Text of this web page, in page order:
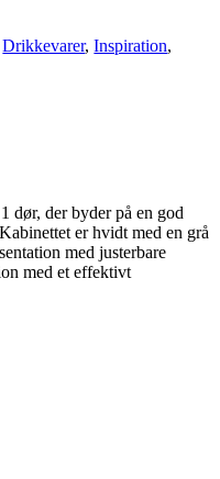
Drikkevarer,Inspiration,
dør, der byder på en god
er hvidt med en grå
med justerbare
med et effektivt